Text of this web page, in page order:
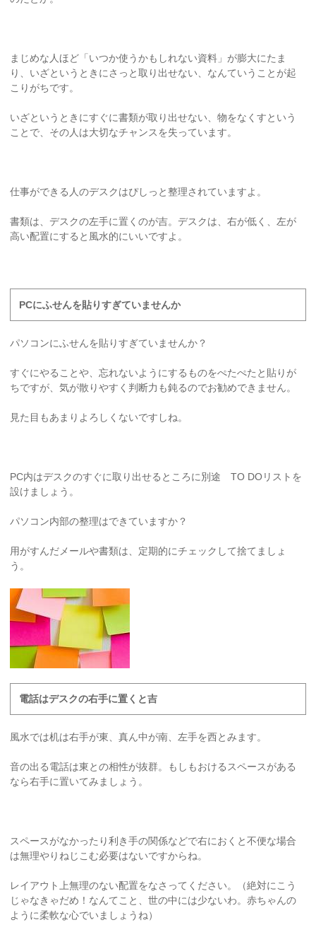
まじめな人ほど「いつか使うかもしれない資料」が膨大にたま
り、いざというときにさっと取り出せない、なんていうことが起
こりがちです。
いざというときにすぐに書類が取り出せない、物をなくすという
ことで、その人は大切なチャンスを失っています。
仕事ができる人のデスクはぴしっと整理されていますよ。
書類は、デスクの左手に置くのが吉。デスクは、右が低く、左が
高い配置にすると風水的にいいですよ。
PCにふせんを貼りすぎていませんか
パソコンにふせんを貼りすぎていませんか？
すぐにやることや、忘れないようにするものをぺたぺたと貼りが
ちですが、気が散りやすく判断力も鈍るのでお勧めできません。
見た目もあまりよろしくないですしね。
PC内はデスクのすぐに取り出せるところに別途 TO DOリストを
設けましょう。
パソコン内部の整理はできていますか？
用がすんだメールや書類は、定期的にチェックして捨てましょ
う。
電話はデスクの右手に置くと吉
風水では机は右手が東、真ん中が南、左手を西とみます。
音の出る電話は東との相性が抜群。もしもおけるスペースがある
なら右手に置いてみましょう。
スペースがなかったり利き手の関係などで右におくと不便な場合
は無理やりねじこむ必要はないですからね。
レイアウト上無理のない配置をなさってください。（絶対にこう
じゃなきゃだめ！なんてこと、世の中には少ないわ。赤ちゃんの
ように柔軟な心でいましょうね）